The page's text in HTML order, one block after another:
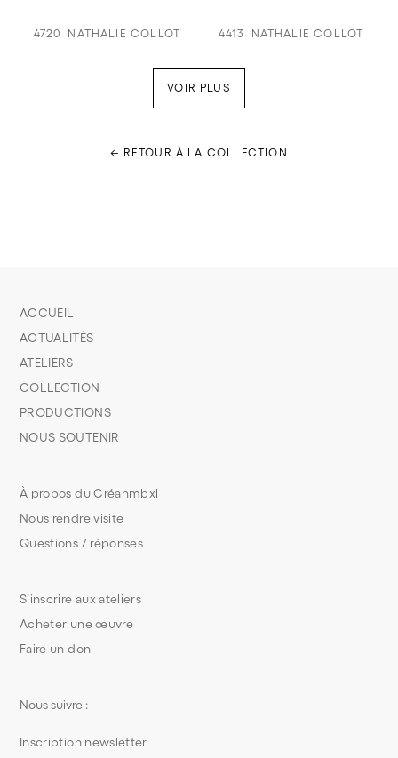
4720 NATHALIE COLLOT 4413 NATHALIE COLLOT
VOIR PLUS
← RETOUR À LA COLLECTION
S’inscrire aux ateliers
Acheter une œuvre
Faire un don
À propos du Créahmbxl
Nous rendre visite
Questions / réponses
ACCUEIL
ACTUALITÉS
ATELIERS
COLLECTION
PRODUCTIONS
NOUS SOUTENIR
Nous suivre :
Inscription newsletter